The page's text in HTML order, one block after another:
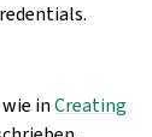
wie inCreating